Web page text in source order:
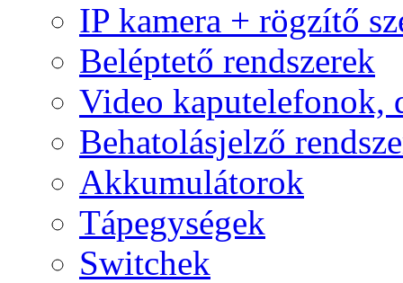
IP kamera + rögzítő
Beléptető rendszerek
Video kaputelefonok,
Behatolásjelző
Akkumulátorok
Tápegységek
Switchek